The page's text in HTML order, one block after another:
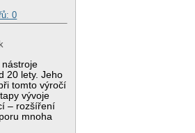
0
20 lety. Jeho
tomto výročí
vývoje
– rozšíření
mnoha